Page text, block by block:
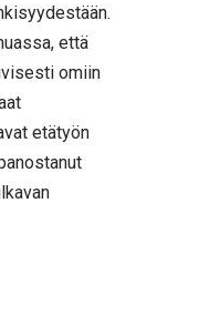
että
omiin
etätyön